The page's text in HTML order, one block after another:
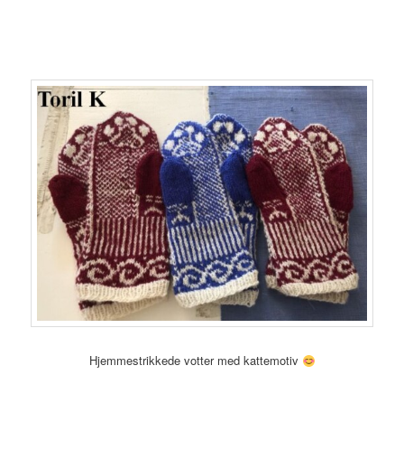
Hjemmestrikkede votter med kattemotiv